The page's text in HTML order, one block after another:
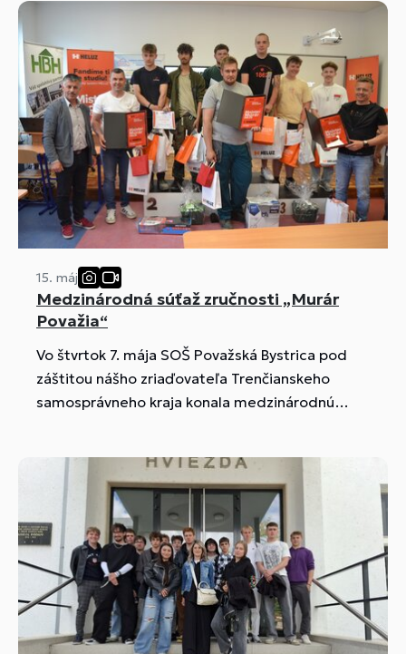
15. máj
Medzinárodná súťaž zručnosti „Murár
Považia“
Vo štvrtok 7. mája SOŠ Považská Bystrica pod
záštitou nášho zriaďovateľa Trenčianskeho
samosprávneho kraja konala medzinárodnú